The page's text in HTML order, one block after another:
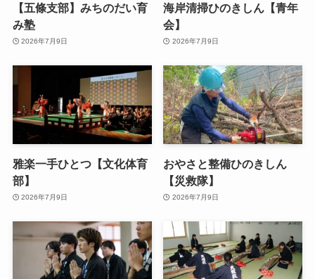
【五條支部】みちのだい育
み塾
2026年7月9日
海岸清掃ひのきしん【青年
会】
2026年7月9日
雅楽一手ひとつ【文化体育
部】
2026年7月9日
おやさと整備ひのきしん
【災救隊】
2026年7月9日